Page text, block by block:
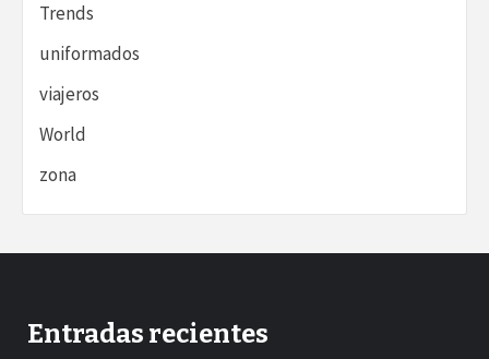
Trends
uniformados
viajeros
World
zona
Entradas recientes